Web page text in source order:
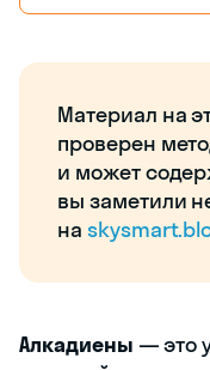
Материал на
проверен
и может
вы заметили
на
Алкадиены — это